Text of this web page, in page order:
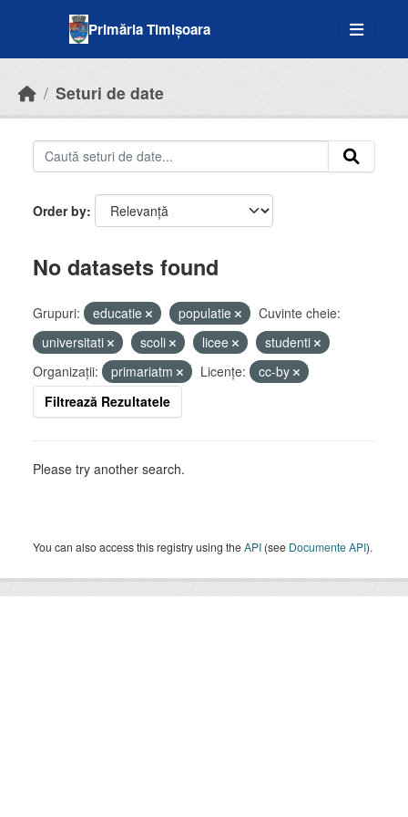
Primăria Timișoara
Seturi de date
Order by
No datasets found
Grupuri: educatie populatie
Cuvinte cheie:
universitati
scoli licee
studenti
Organizații:
primariatm Licenţe:
cc-by
Filtrează Rezultatele
Please try another search.
You can also access this registry using theAPI (see Documente API).